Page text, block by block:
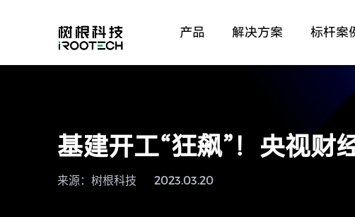
产品 解决方案 标杆案
基建开工“狂飙”！央视财
来源：树根科技 2023.03.20